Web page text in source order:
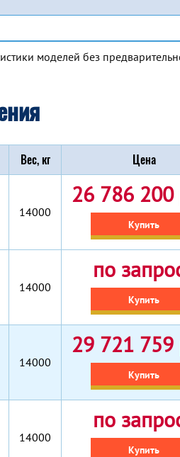
моделей без
Вес, кг Цена
14000
26 786 200
Купить
14000
по
Купить
14000
29 721 759
Купить
14000
по
Купить